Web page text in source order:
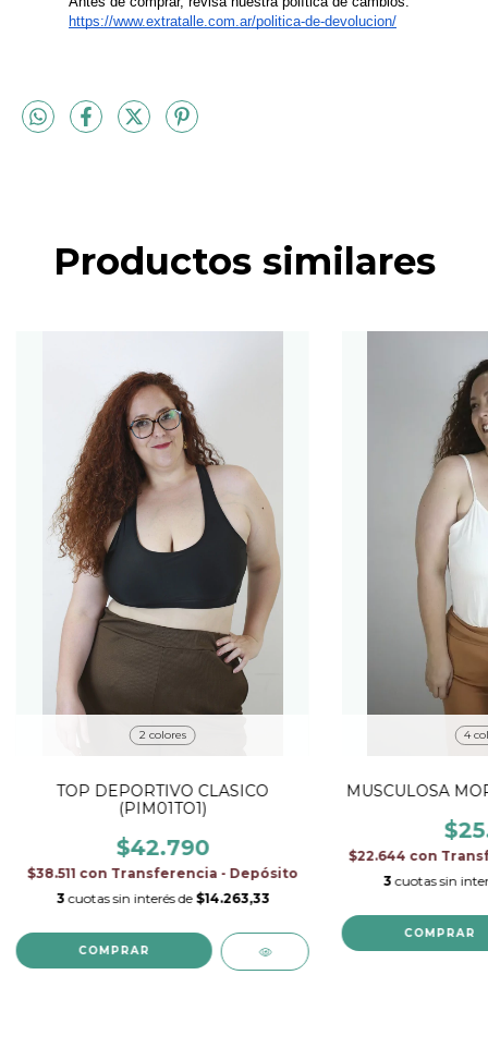
https://www.extratalle.com.ar/politica-de-devolucion/
Productos similares
2 colores
TOP DEPORTIVO CLASICO
(PIM01TO1)
$42.790
$38.511 con Transferencia - Depósito
3 cuotas sin interés de $14.263,33
COMPRAR
4
MUSCULOSA
$22.644 con
3 cuotas sin
COMPRAR